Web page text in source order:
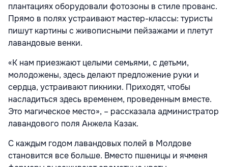
плантациях оборудовали фотозоны в стиле прованс.
Прямо в полях устраивают мастер-классы: туристы
пишут картины с живописными пейзажами и плетут
лавандовые венки.
«К нам приезжают целыми семьями, с детьми,
молодожены, здесь делают предложение руки и
сердца, устраивают пикники. Приходят, чтобы
насладиться здесь временем, проведенным вместе.
Это магическое место», – рассказала администратор
лавандового поля Анжела Казак.
С каждым годом лавандовых полей в Молдове
становится все больше. Вместо пшеницы и ячменя